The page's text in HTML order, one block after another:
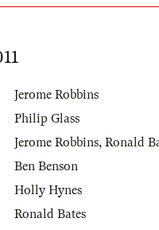
Jerome Robbins
Philip Glass
Jerome Robbins, Ronald
Ben Benson
Holly Hynes
Ronald Bates